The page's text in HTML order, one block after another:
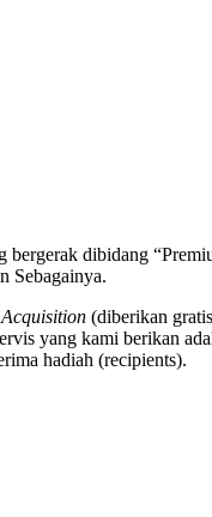
bergerak dibidang
Sebagainya.
Acquisition (diberikan
yang kami berikan
hadiah (recipients).